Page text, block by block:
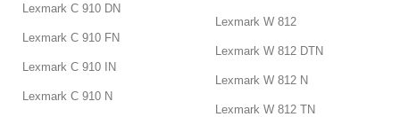
Lexmark C 910 DN
Lexmark C 910 FN
Lexmark C 910 IN
Lexmark C 910 N
Lexmark W 812
Lexmark W 812 DTN
Lexmark W 812 N
Lexmark W 812 TN